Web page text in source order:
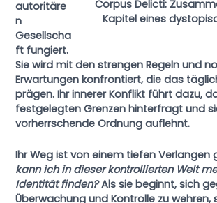
Corpus Delicti:
Kapitel eines
autoritäre
n
Gesellscha
ft fungiert.
Sie wird mit den strengen Regeln und
Erwartungen konfrontiert, die das
prägen. Ihr innerer Konflikt führt dazu,
festgelegten Grenzen hinterfragt und
vorherrschende Ordnung auflehnt.
Ihr Weg ist von einem tiefen Verlangen
kann ich in dieser kontrollierten Welt
Identität finden?Als sie beginnt, sich
Überwachung und Kontrolle zu wehren,